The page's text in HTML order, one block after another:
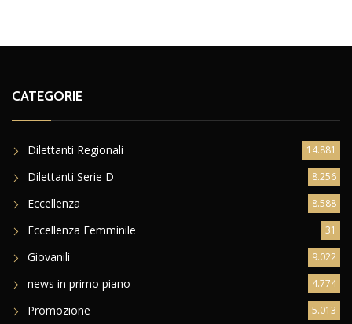
CATEGORIE
Dilettanti Regionali 14.881
Dilettanti Serie D 8.256
Eccellenza 8.588
Eccellenza Femminile 31
Giovanili 9.022
news in primo piano 4.774
Promozione 5.013